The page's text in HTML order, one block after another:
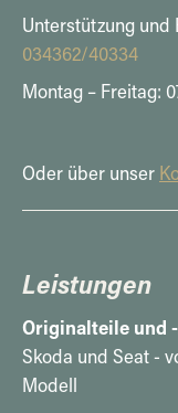
Unterstützung und
034362/40334
Montag – Freitag:
Oder über unser
Leistungen
Originalteile und
Skoda und Seat -
Modell